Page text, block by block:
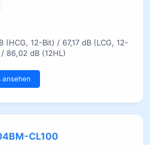
(HCG, 12-Bit) / 67,17 dB (LCG, 12-
/ 86,02 dB (12HL)
ansehen
CL100